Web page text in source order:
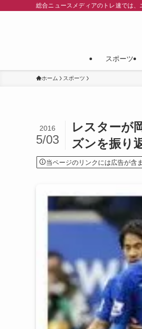
総合ニュースメディアのトレ速では、
スポーツ
ホーム スポーツ
レスターが
ズンを振り
2016
5/03
当ページのリンクには広告が含